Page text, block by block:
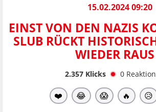
15.02.2024 09:20
EINST VON DEN NAZIS
SLUB RÜCKT
WIEDER RAUS
2.357Klicks 0
❤️ 😂 😱 🔥 😥